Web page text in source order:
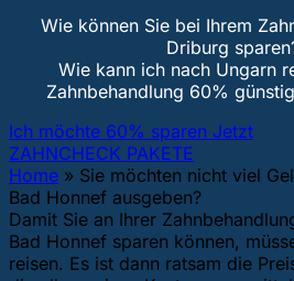
Wie können Sie bei Ihrem
Driburg
Wie kann ich nach Ungarn
Zahnbehandlung 60%
Ich möchte 60% sparen Jetzt
ZAHNCHECK PAKETE
Home » Sie möchten nicht viel
Bad Honnef ausgeben?
Damit Sie an Ihrer
Bad Honnef sparen können,
reisen. Es ist dann ratsam die